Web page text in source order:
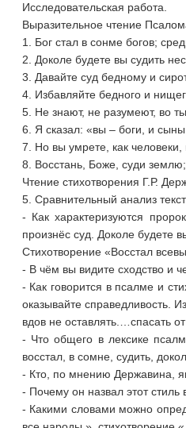
Исследовательская работа.
Выразительное чтение
1. Бог стал в сонме богов;
2. Доколе будете вы судить
3. Давайте суд бедному и
4. Избавляйте бедного и
5. Не знают, не разумеют, во
6. Я сказал: «вы – боги, и
7. Но вы умрете, как человеки,
8. Восстань, Боже, суди
Чтение стихотворения Г.Р.
5. Сравнительный анализ
- Как характеризуются
произнёс суд. Доколе будете
Стихотворение «Восстал
- В чём вы видите сходство и
- Как говорится в псалме и
оказывайте справедливость.
вдов не оставлять.…спасать
- Что общего в лексике
восстал, в сомне, судить,
- Кто, по мнению Державина,
- Почему он назвал этот стиль
- Какими словами можно